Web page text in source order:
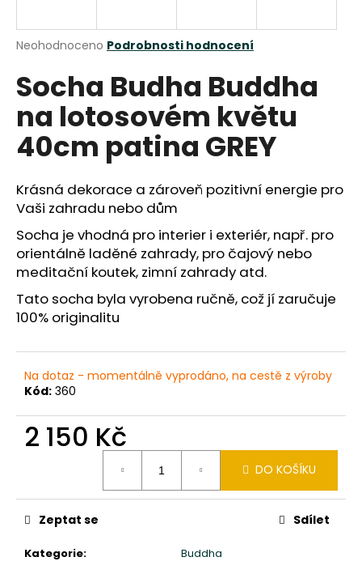
Průměrné
produktu
je
hvězdiček.
Neohodnoceno Podrobnosti hodnocení
Socha Budha Buddha
na lotosovém květu
40cm patina GREY
Krásná dekorace a zároveň pozitivní energie pro
Vaši zahradu nebo dům
Socha je vhodná pro interier i exteriér, např. pro
orientálně laděné zahrady, pro čajový nebo
meditační koutek, zimní zahrady atd.
Tato socha byla vyrobena ručně, což jí zaručuje
100% originalitu
Na dotaz - momentálně vyprodáno, na cestě z výroby
Kód: 360
2 150 Kč
DO KOŠÍKU
Kategorie: Buddha
Zeptat se Sdílet
j
t
?
HLEDAT
D
o
p
o
r
u
u
e
m
VISACÍ
NÁUŠNICE
HADÍ